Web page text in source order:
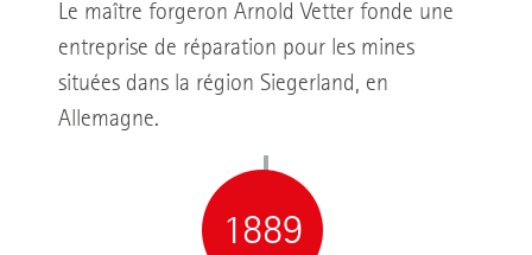
Le maître forgeron Arnold Vetter fonde une
entreprise de réparation pour les mines
situées dans la région Siegerland, en
Allemagne.
1889